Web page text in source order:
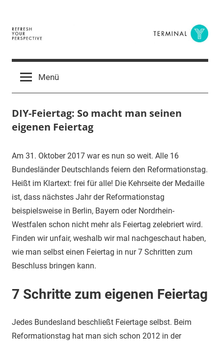
springen
Terminal
Y
Digital
BusinessMenü
DIY-Feiertag: So macht man seinen
eigenen Feiertag
29.
Oktober
2017
terminal-
y
Urbi
et
orbi
Am 31. Oktober 2017 war es nun so weit. Alle 16
Bundesländer Deutschlands feiern den Reformationstag.
Heißt im Klartext: frei für alle! Die Kehrseite der Medaille
ist, dass nächstes Jahr der Reformationstag
beispielsweise in Berlin, Bayern oder Nordrhein-
Westfalen schon nicht mehr als Feiertag zelebriert wird.
Finden wir unfair, weshalb wir mal nachgeschaut haben,
wie man selbst einen Feiertag in nur 7 Schritten zum
Beschluss bringen kann.
7 Schritte zum eigenen Feiertag
Jedes Bundesland beschließt Feiertage selbst. Beim
Reformationstag hat man sich schon 2012 in der